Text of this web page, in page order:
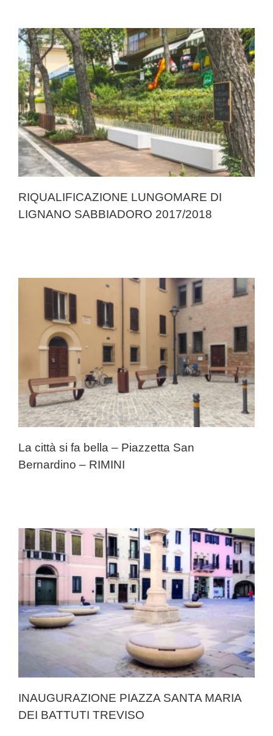
RIQUALIFICAZIONE LUNGOMARE DI
LIGNANO SABBIADORO 2017/2018
La città si fa bella – Piazzetta San
Bernardino – RIMINI
INAUGURAZIONE PIAZZA SANTA MARIA
DEI BATTUTI TREVISO